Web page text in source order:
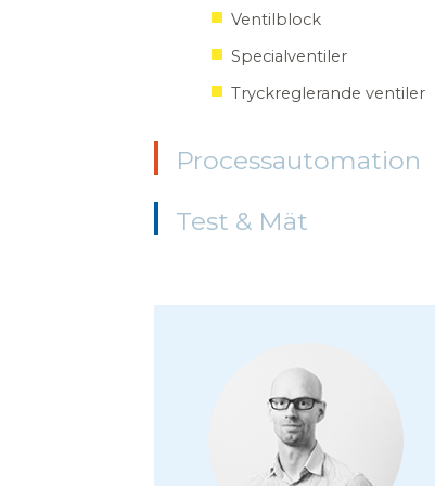
Ventilblock
Specialventiler
Tryckreglerande ventiler
Processautomation
Test & Mät